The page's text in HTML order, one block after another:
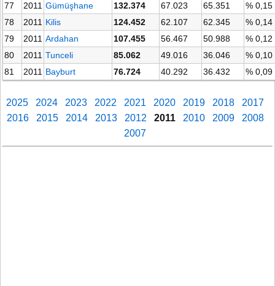
77
2011 Gümüşhane 132.374 67.023 65.351
% 0,15
78
2011 Kilis 124.452 62.107 62.345
% 0,14
79
2011 Ardahan 107.455 56.467 50.988
% 0,12
80
2011 Tunceli 85.062 49.016 36.046
% 0,10
81
2011 Bayburt 76.724 40.292 36.432 % 0,09
2025 2024 2023 2022 2021 2020 2019 2018
2017
2016
2015 2014 2013 2012 2011 2010 2009
2008
2007